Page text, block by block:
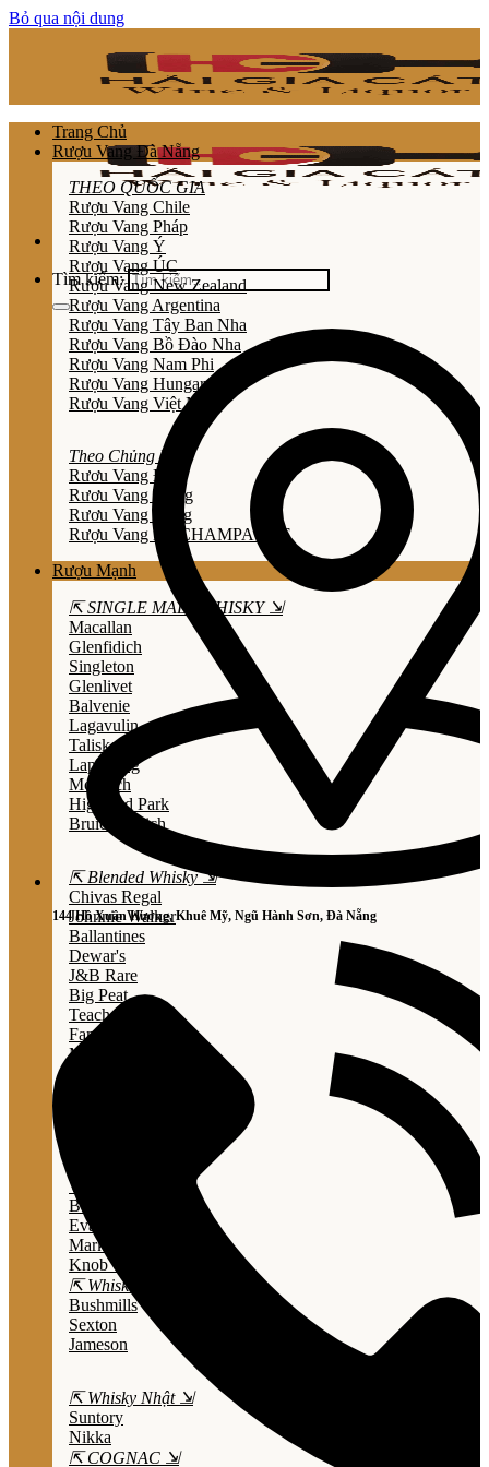
Bỏ qua nội dung
Tìm kiếm:
144 Hồ Xuân Hương, Khuê Mỹ, Ngũ Hành Sơn, Đà Nẵng
Trang Chủ
Rượu Vang Đà Nẵng
THEO QUỐC GIA
Rượu Vang Chile
Rượu Vang Pháp
Rượu Vang Ý
Rượu Vang ÚC
Rượu Vang New Zealand
Rượu Vang Argentina
Rượu Vang Tây Ban Nha
Rượu Vang Bồ Đào Nha
Rượu Vang Nam Phi
Rượu Vang Hungary
Rượu Vang Việt Nam
Theo Chủng Loại
Rươu Vang Đỏ
Rươu Vang Trắng
Rươu Vang Hồng
Rượu Vang Nổ/CHAMPAGNE
Rượu Mạnh
⇱ SINGLE MALT WHISKY ⇲
Macallan
Glenfidich
Singleton
Glenlivet
Balvenie
Lagavulin
Talisker
Laphroaig
Mortlach
Highland Park
Bruichladdich
⇱ Blended Whisky ⇲
Chivas Regal
Johnnie Walker
Ballantines
Dewar's
J&B Rare
Big Peat
Teacher's
Famous Grouse
Monkey Shouder
Wild Turkey
Bulleit Bourbon
Evan Williams
Marker's Mark
Knob Creek
⇱ Whiskey Ailen ⇲
Bushmills
Sexton
Jameson
⇱ Whisky Nhật ⇲
Suntory
Nikka
⇱ COGNAC ⇲